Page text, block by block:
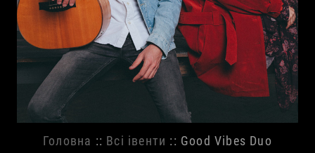
Головна :: Всі івенти :: Good Vibes Duo